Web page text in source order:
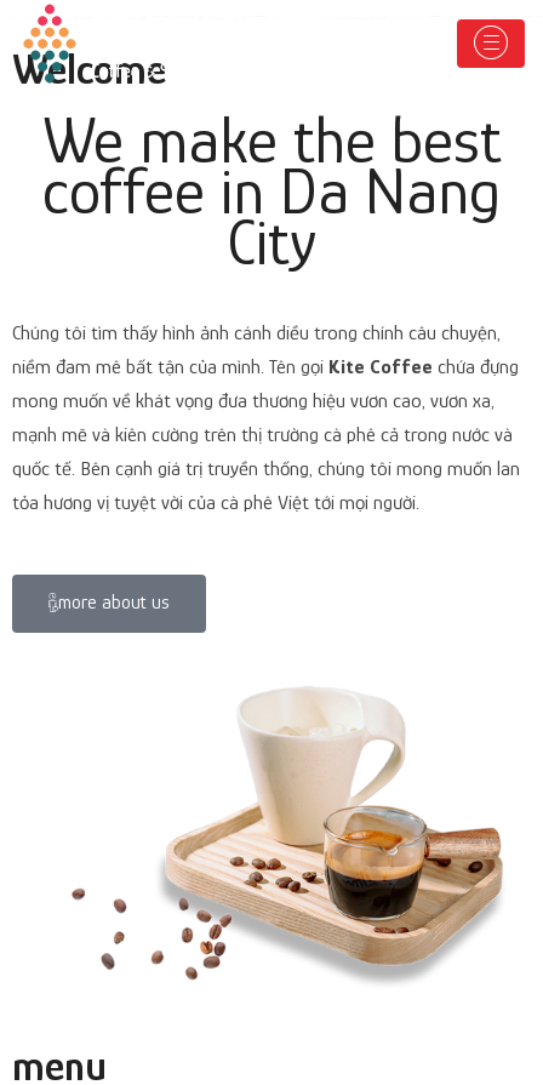
Welcome
We make the best
coffee in Da Nang
City
Chúng tôi tìm thấy hình ảnh cánh diều trong chính câu chuyện,
niềm đam mê bất tận của mình. Tên gọi Kite Coffee chứa đựng
mong muốn về khát vọng đưa thương hiệu vươn cao, vươn xa,
mạnh mẽ và kiên cường trên thị trường cà phê cả trong nước và
quốc tế. Bên cạnh giá trị truyền thống, chúng tôi mong muốn lan
tỏa hương vị tuyệt vời của cà phê Việt tới mọi người.
more about us
menu